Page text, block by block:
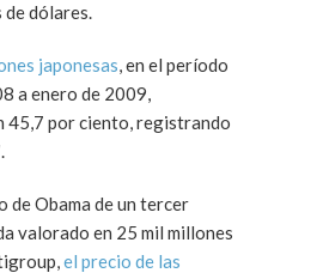
dólares.
japonesas, en el período
a enero de 2009,
45,7 por ciento, registrando
de Obama de un tercer
valorado en 25 mil millones
el precio de las